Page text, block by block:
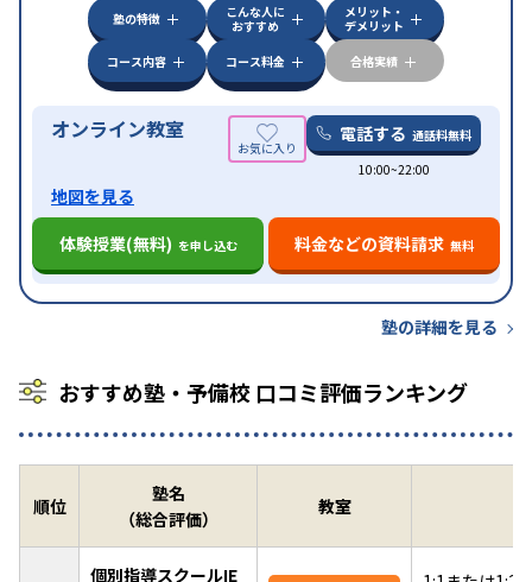
特徴
中高一貫校生に対応授業の振替可能 不登校生に対
オンライン対応 1科目から受講可能季節講習の
みの受講可
自習室あり
塾の特徴
こんな人に
おすすめ
メリット・
デメリット
コース内容
コース料金 合格実績
オンライン教室 電話する 通話料無料
10:00~22:00
地図を見る
体験授業(無料) を申し込む 料金などの資料請求 無料
塾の詳細を見る
おすすめ塾・予備校 口コミ評価ランキング
順位
塾名
（総合評価）
教室
個別指導スクールIE